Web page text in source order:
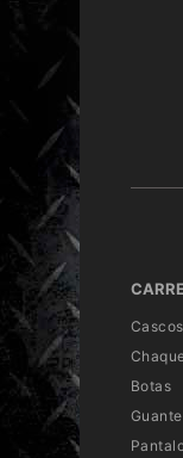
Cascos
Botas